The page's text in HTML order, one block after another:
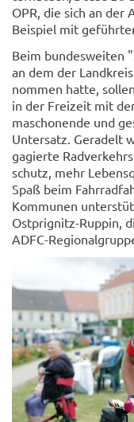
OPR, die sich an
Bei­spiel mit
Beim bun­des­wei­ten
an dem der
nom­men hatte,
in der Frei­zeit mit
ma­scho­nen­de und
Un­ter­satz. Ge­ra­delt
ga­gier­te
schutz, mehr
Spaß beim
Kom­mu­nen
Ostprignitz-​Ruppin,
ADFC-​